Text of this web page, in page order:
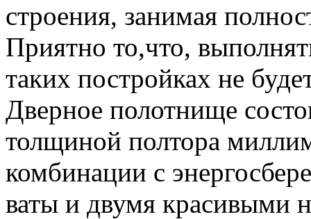
строения, занимая
Приятно то,что,
таких постройках не
Дверное полотнище
толщиной полтора
комбинации с
ваты и двумя красивыми